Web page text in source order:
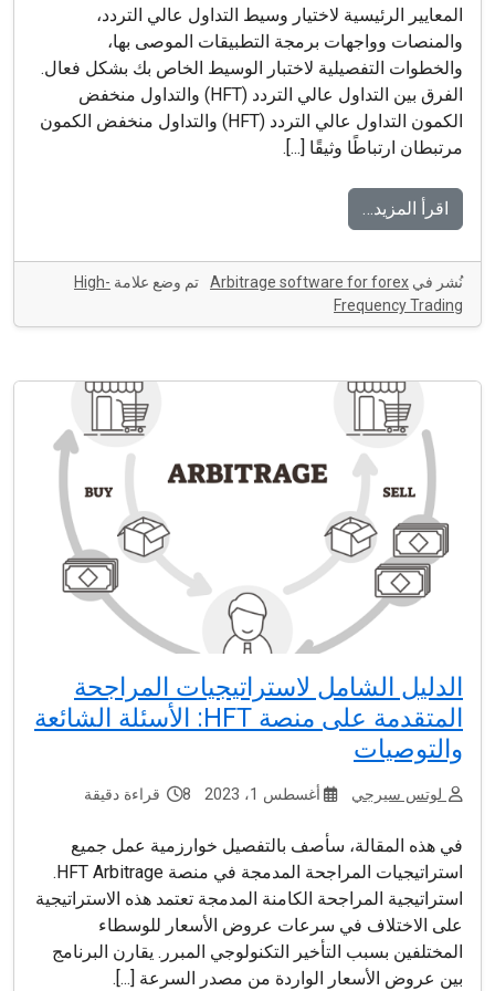
المعايير الرئيسية لاختيار وسيط التداول عالي التردد،
والمنصات وواجهات برمجة التطبيقات الموصى بها،
والخطوات التفصيلية لاختبار الوسيط الخاص بك بشكل فعال.
الفرق بين التداول عالي التردد (HFT) والتداول منخفض
الكمون التداول عالي التردد (HFT) والتداول منخفض الكمون
مرتبطان ارتباطًا وثيقًا [...].
اقرأ المزيد…
نُشر في Arbitrage software for forex تم وضع علامة High-
Frequency Trading
الدليل الشامل لاستراتيجيات المراجحة
المتقدمة على منصة HFT: الأسئلة الشائعة
والتوصيات
لوتس سيرجي أغسطس 1، 2023 8 قراءة دقيقة
في هذه المقالة، سأصف بالتفصيل خوارزمية عمل جميع
استراتيجيات المراجحة المدمجة في منصة HFT Arbitrage.
استراتيجية المراجحة الكامنة المدمجة تعتمد هذه الاستراتيجية
على الاختلاف في سرعات عروض الأسعار للوسطاء
المختلفين بسبب التأخير التكنولوجي المبرر. يقارن البرنامج
بين عروض الأسعار الواردة من مصدر السرعة [...].